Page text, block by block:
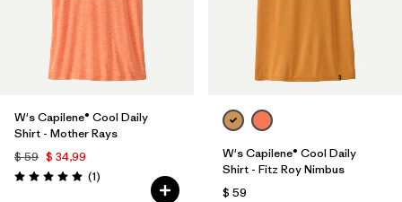
W's Capilene® Cool Daily
Shirt - Mother Rays
$ 59 $ 34,99
Valoración: 5.0 / 5
(1Comentarios
)
W's Capilene® Cool Daily
Shirt - Fitz Roy Nimbus
$ 59